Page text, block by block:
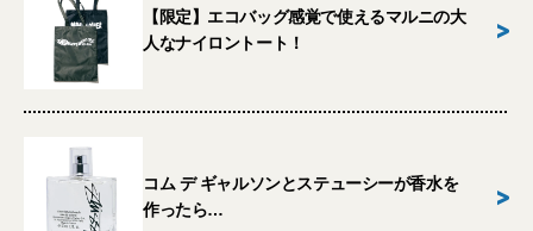
【限定】エコバッグ感覚で使えるマルニの大
人なナイロントート！
>
コム デ ギャルソンとステューシーが香水を
作ったら…
>